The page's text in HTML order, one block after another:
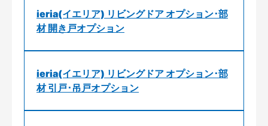
ieria(イエリア) リビングドア オプション･部
材 開き戸オプション
ieria(イエリア) リビングドア オプション･部
材 引戸･吊戸オプション